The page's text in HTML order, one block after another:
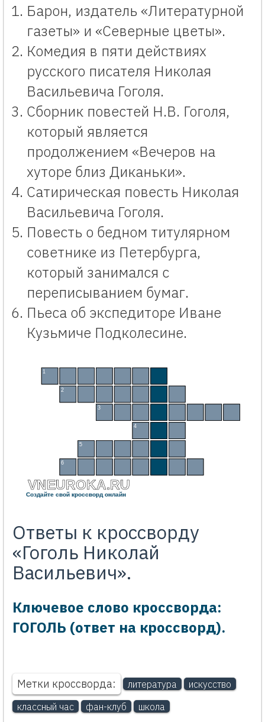
Барон, издатель «Литературной
газеты» и «Северные цветы».
Комедия в пяти действиях
русского писателя Николая
Васильевича Гоголя.
Сборник повестей Н.В. Гоголя,
который является
продолжением «Вечеров на
хуторе близ Диканьки».
Сатирическая повесть Николая
Васильевича Гоголя.
Повесть о бедном титулярном
советнике из Петербурга,
который занимался с
переписыванием бумаг.
Пьеса об экспедиторе Иване
Кузьмиче Подколесине.
VNEUROKA.RU
Создайте свой кроссворд онлайн
Д
Р
М
Н
Ш
Ж
1
2
3
4
5
6
Ответы к кроссворду
«Гоголь Николай
Васильевич».
Ключевое слово кроссворда:
ГОГОЛЬ (ответ на кроссворд).
Метки кроссворда: литература
искусство
классный час
фан-клуб школа